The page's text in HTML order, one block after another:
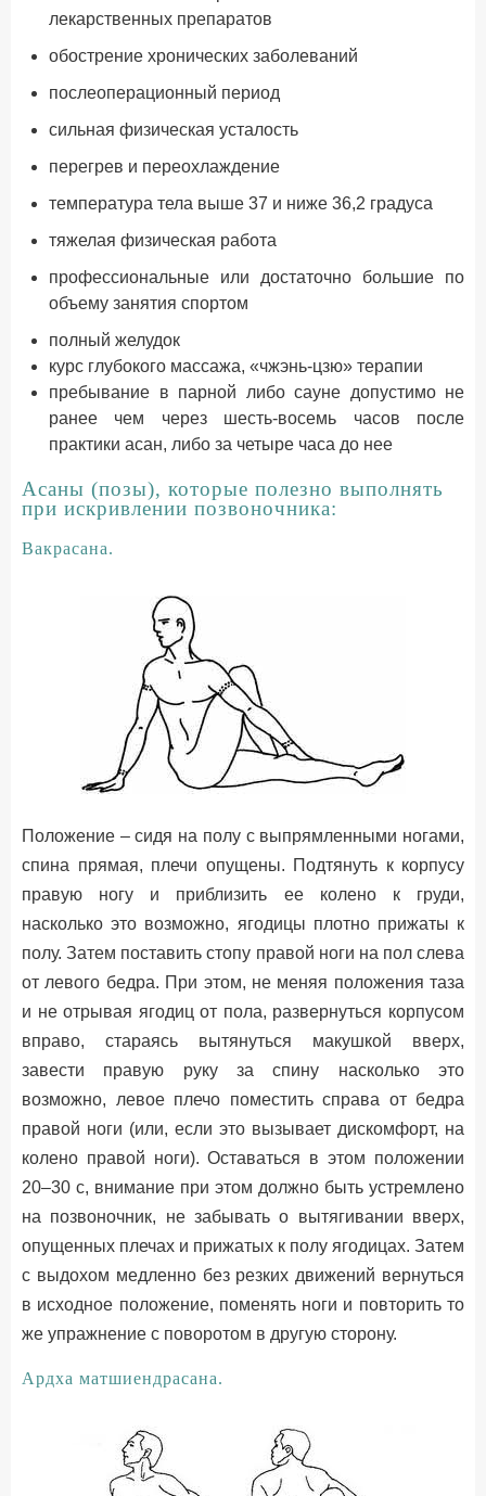
лекарственных препаратов
обострение хронических заболеваний
послеоперационный период
сильная физическая усталость
перегрев и переохлаждение
температура тела выше 37 и ниже 36,2 градуса
тяжелая физическая работа
профессиональные или достаточно большие по
объему занятия спортом
полный желудок
курс глубокого массажа, «чжэнь-цзю» терапии
пребывание в парной либо сауне допустимо не
ранее чем через шесть-восемь часов после
практики асан, либо за четыре часа до нее
Асаны (позы), которые полезно выполнять
при искривлении позвоночника:
Вакрасана.
Положение – сидя на полу с выпрямленными ногами,
спина прямая, плечи опущены. Подтянуть к корпусу
правую ногу и приблизить ее колено к груди,
насколько это возможно, ягодицы плотно прижаты к
полу. Затем поставить стопу правой ноги на пол слева
от левого бедра. При этом, не меняя положения таза
и не отрывая ягодиц от пола, развернуться корпусом
вправо, стараясь вытянуться макушкой вверх,
завести правую руку за спину насколько это
возможно, левое плечо поместить справа от бедра
правой ноги (или, если это вызывает дискомфорт, на
колено правой ноги). Оставаться в этом положении
20–30 с, внимание при этом должно быть устремлено
на позвоночник, не забывать о вытягивании вверх,
опущенных плечах и прижатых к полу ягодицах. Затем
с выдохом медленно без резких движений вернуться
в исходное положение, поменять ноги и повторить то
же упражнение с поворотом в другую сторону.
Ардха матшиендрасана.